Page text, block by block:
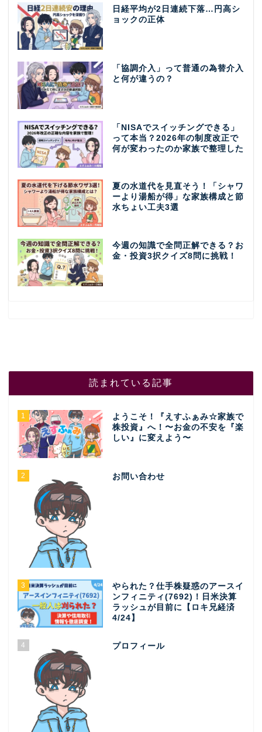
日経平均が2日連続下落…円高シ
ョックの正体
「協調介入」って普通の為替介入
と何が違うの？
「NISAでスイッチングできる」
って本当？2026年の制度改正で
何が変わったのか家族で整理した
夏の水道代を見直そう！「シャワ
ーより湯船が得」な家族構成と節
水ちょい工夫3選
今週の知識で全問正解できる？お
金・投資3択クイズ8問に挑戦！
読まれている記事
1
ようこそ！『えすふぁみ☆家族で
株投資』へ！〜お金の不安を『楽
しい』に変えよう〜
2 お問い合わせ
3
やられた？仕手株疑惑のアースイ
ンフィニティ(7692)！日米決算
ラッシュが目前に【ロキ兄経済
4/24】
4 プロフィール